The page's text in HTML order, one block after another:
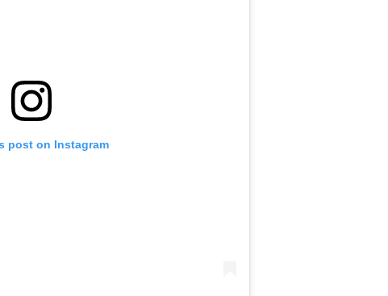
post on Instagram